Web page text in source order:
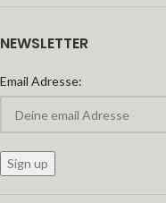
NEWSLETTER
Email Adresse: